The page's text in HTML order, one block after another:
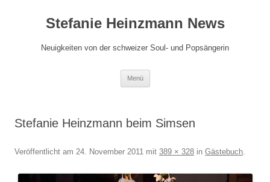
springenStefanie Heinzmann News
Neuigkeiten von der schweizer Soul- und Popsängerin
Menü
Stefanie Heinzmann beim Simsen
Veröffentlicht am 24. November 2011 mit 389 × 328 in Gästebuch.